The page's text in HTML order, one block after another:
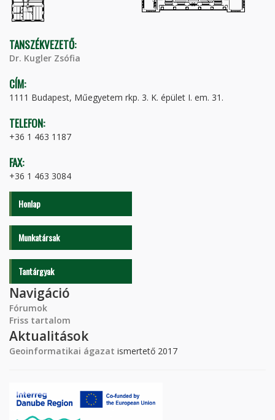
TANSZÉKVEZETŐ:
Dr. Kugler Zsófia
CÍM:
1111 Budapest, Műegyetem rkp. 3. K. épület I. em. 31.
TELEFON:
+36 1 463 1187
FAX:
+36 1 463 3084
Honlap
Munkatársak
Tantárgyak
Navigáció
Fórumok
Friss tartalom
Aktualitások
Geoinformatikai ágazat ismertető 2017